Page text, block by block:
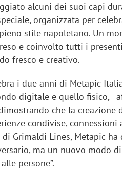
alcuni dei suoi capi
organizzata per
stile napoletano. Un
e coinvolto tutti i
fresco e creativo.
i due anni di Metapic
digitale e quello fisico, -
che la creazione
condivise,
Grimaldi Lines, Metapic
ma un nuovo modo
persone”.
Digital:
l’AI deve
Doxa:
tradurli